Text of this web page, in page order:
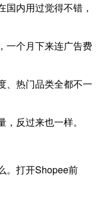
内用过觉得不错，
一个月下来连广告费
、热门品类全都不一
反过来也一样。
。打开Shopee前